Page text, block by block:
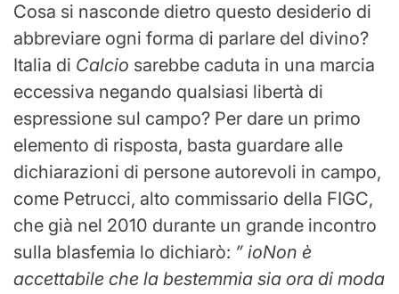
Cosa si nasconde dietro questo desiderio di
abbreviare ogni forma di parlare del divino?
Italia di Calcio sarebbe caduta in una marcia
eccessiva negando qualsiasi libertà di
espressione sul campo? Per dare un primo
elemento di risposta, basta guardare alle
dichiarazioni di persone autorevoli in campo,
come Petrucci, alto commissario della FIGC,
che già nel 2010 durante un grande incontro
sulla blasfemia lo dichiarò: ” ioNon è
accettabile che la bestemmia sia ora di moda